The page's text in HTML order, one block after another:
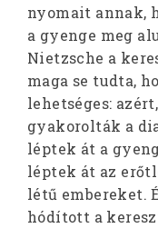
nyomait annak,
a gyenge meg
Nietzsche a
maga se tudta,
lehetséges:
gyakorolták a
léptek át a
léptek át az
létű embereket.
hódított a